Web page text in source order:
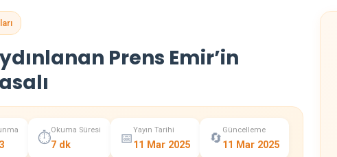
Prens Emir’in
⏱️
Okuma Süresi
7 dk 📅
Yayın Tarihi
11 Mar 2025 🔄
Güncelleme
11 Mar 2025